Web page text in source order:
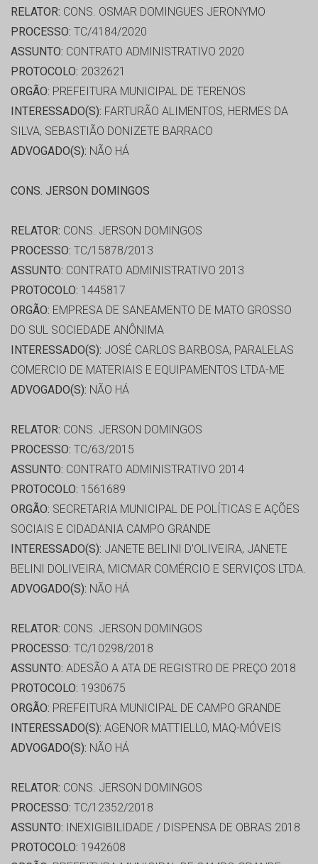
RELATOR: CONS. OSMAR DOMINGUES JERONYMO
PROCESSO: TC/4184/2020
ASSUNTO: CONTRATO ADMINISTRATIVO 2020
PROTOCOLO: 2032621
ORGÃO: PREFEITURA MUNICIPAL DE TERENOS
INTERESSADO(S): FARTURÃO ALIMENTOS, HERMES DA
SILVA, SEBASTIÃO DONIZETE BARRACO
ADVOGADO(S): NÃO HÁ
CONS. JERSON DOMINGOS
RELATOR: CONS. JERSON DOMINGOS
PROCESSO: TC/15878/2013
ASSUNTO: CONTRATO ADMINISTRATIVO 2013
PROTOCOLO: 1445817
ORGÃO: EMPRESA DE SANEAMENTO DE MATO GROSSO
DO SUL SOCIEDADE ANÔNIMA
INTERESSADO(S): JOSÉ CARLOS BARBOSA, PARALELAS
COMERCIO DE MATERIAIS E EQUIPAMENTOS LTDA-ME
ADVOGADO(S): NÃO HÁ
RELATOR: CONS. JERSON DOMINGOS
PROCESSO: TC/63/2015
ASSUNTO: CONTRATO ADMINISTRATIVO 2014
PROTOCOLO: 1561689
ORGÃO: SECRETARIA MUNICIPAL DE POLÍTICAS E AÇÕES
SOCIAIS E CIDADANIA CAMPO GRANDE
INTERESSADO(S): JANETE BELINI D'OLIVEIRA, JANETE
BELINI DOLIVEIRA, MICMAR COMÉRCIO E SERVIÇOS LTDA.
ADVOGADO(S): NÃO HÁ
RELATOR: CONS. JERSON DOMINGOS
PROCESSO: TC/10298/2018
ASSUNTO: ADESÃO A ATA DE REGISTRO DE PREÇO 2018
PROTOCOLO: 1930675
ORGÃO: PREFEITURA MUNICIPAL DE CAMPO GRANDE
INTERESSADO(S): AGENOR MATTIELLO, MAQ-MÓVEIS
ADVOGADO(S): NÃO HÁ
RELATOR: CONS. JERSON DOMINGOS
PROCESSO: TC/12352/2018
ASSUNTO: INEXIGIBILIDADE / DISPENSA DE OBRAS 2018
PROTOCOLO: 1942608